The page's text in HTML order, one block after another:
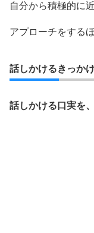
自分から積極的に
アプローチをする
話しかけるきっか
話しかける口実を